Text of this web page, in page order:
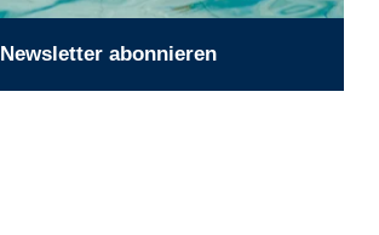
Newsletter abonnieren